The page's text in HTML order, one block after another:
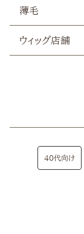
薄毛
ウィッグ店舗
40代向け